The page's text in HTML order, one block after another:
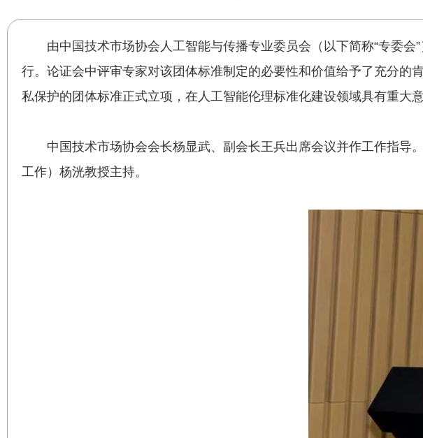
由中国技术市场协会人工智能与传播专业委员会（以下简称“专委
行。论证会中评审专家对该团体标准制定的必要性和价值给予了充分
私保护的团体标准正式立项，在人工智能伦理标准化建设领域具有重大意
中国技术市场协会会长杨显武、副会长王兵出席会议并作工作指
工作）杨洸教授主持。